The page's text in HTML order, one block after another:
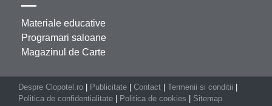
Materiale educative
Programari saloane
Magazinul de Carte
Despre Clopotel.ro Publicitate Contact Termenii si conditii
Politica de confidentialitate
Politica de cookies Sitemap